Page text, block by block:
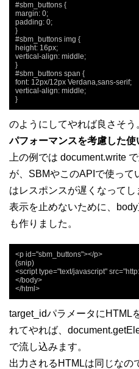
#sbm_buttons {
margin: 0;
padding: 0;
}
#sbm_buttons img {
height: 16px;
vertical-align: middle;
}
#sbm_buttons span {
font: 12px/12px Verdana,sans-serif;
vertical-align: middle;
}
のようにしてやれば良さそう
パフォーマンスを考慮した使
上の例では document.write
が、SBMやこのAPIで使って
はレスポンスが遅くなってし
表示を止めないために、
も作りました。
<p id="sbm_buttons"></p>
(snip)
<script type="text/javascript"
</body>
</html>
target_idパラメータにHTML
れてやれば、
で流し込みます。
出力されるHTMLは同じなの